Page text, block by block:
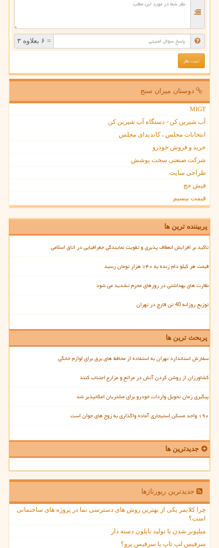
= ۶ بعلاوه ۳
دوستان میزان سنج
MIGT
آب شیرین کن - دستگاه آب شیرین کن
انتخابات مجلس ، کاندیدای مجلس
خرید و فروش خودرو
شرکت صنعتی سخت پوشش
طراحی سایت
فیش حج
قیمت بیسیم
پربیننده ترین ها
تأکید بر افزایش انعطاف پذیری و تقویت نمایندگی جغرافیایی در اتاق اسلامی
قیمت هر کیلو دام زنده به ۷۴۰ هزار تومان رسید
نظارت های بهداشتی در روزهای محرم تشدید می شود
توزیع روزانه 40 تن قارچ در تهران
پربحث ترین ها
سفارش استاندارد تهران به استفاده از محافظ های برق برای لوازم خانگی
کشاورزان از روشن کردن آتش در مراتع و مزارع اجتناب کنند
پیگیری زمان تحویل واردات خودرو برای مشتریان امکانپذیر شد
۱۹۰ واحد مسکن استیجاری آماده واگذاری به زوج های جوان است
جدیدترین ها
جدیدترین رپورتاژها
چرا کلایمر یکی از بهترین روش های دسترسی نما در پروژه های ساختمانی
است؟
میلیونر شدن با تولید نایلون دسته دار
سرفیس لپ تاپ یا سرفیس پرو؟